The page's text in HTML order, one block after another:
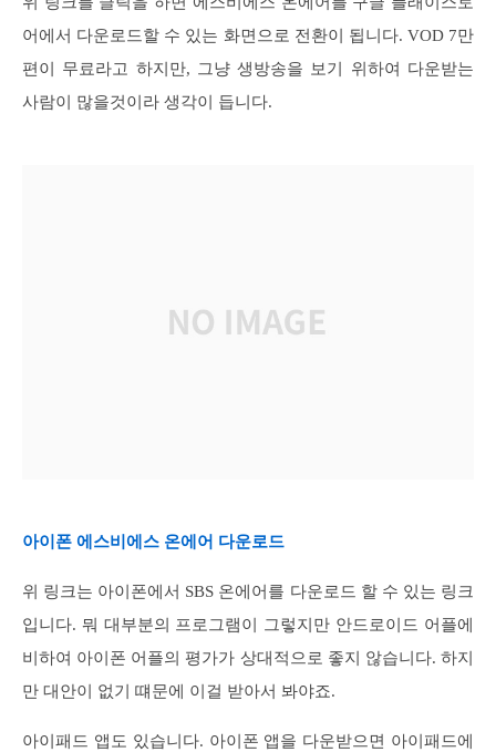
어에서 다운로드할 수 있는 화면으로 전환이 됩니다. VOD 7만
편이 무료라고 하지만, 그냥 생방송을 보기 위하여 다운받는
사람이 많을것이라 생각이 듭니다.
아이폰 에스비에스 온에어 다운로드
위 링크는 아이폰에서 SBS 온에어를 다운로드 할 수 있는 링크
입니다. 뭐 대부분의 프로그램이 그렇지만 안드로이드 어플에
비하여 아이폰 어플의 평가가 상대적으로 좋지 않습니다. 하지
만 대안이 없기 떄문에 이걸 받아서 봐야죠.
아이패드 앱도 있습니다. 아이폰 앱을 다운받으면 아이패드에